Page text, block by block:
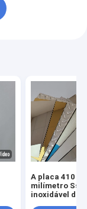
A placa 410
milímetro Ss
inoxidável do